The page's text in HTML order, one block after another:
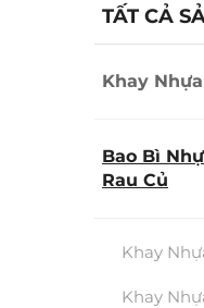
TẤT CẢ
Khay
Bao Bì
Rau Củ
Khay
Khay